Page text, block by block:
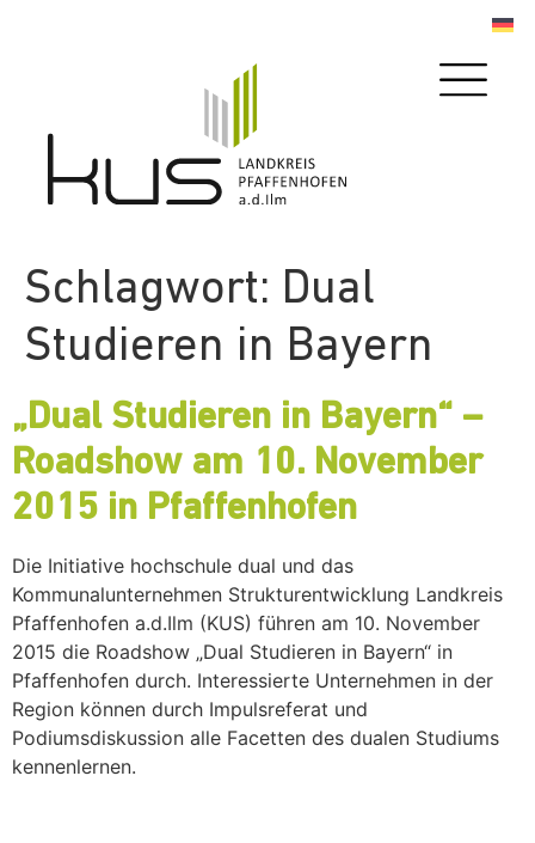
Schlagwort: Dual
Studieren in Bayern
„Dual Studieren in Bayern“ –
Roadshow am 10. November
2015 in Pfaffenhofen
Die Initiative hochschule dual und das
Kommunalunternehmen Strukturentwicklung Landkreis
Pfaffenhofen a.d.Ilm (KUS) führen am 10. November
2015 die Roadshow „Dual Studieren in Bayern“ in
Pfaffenhofen durch. Interessierte Unternehmen in der
Region können durch Impulsreferat und
Podiumsdiskussion alle Facetten des dualen Studiums
kennenlernen.